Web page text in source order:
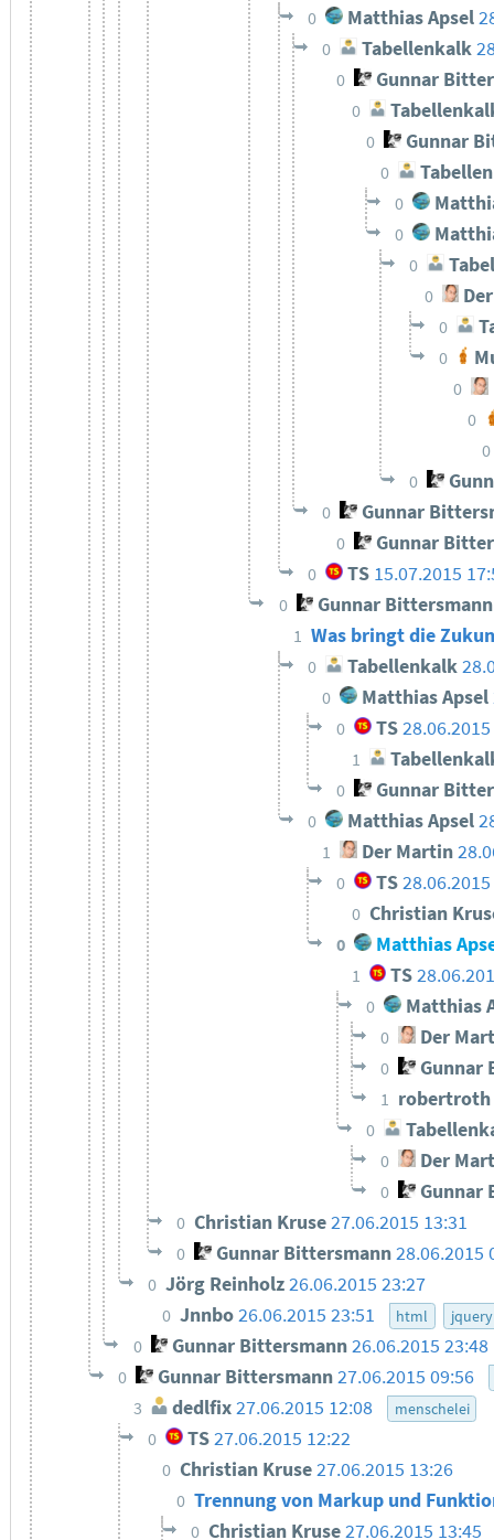
0 Matthias Apsel
0 Tabellenkalk
0 Gunnar
0
0 Gunnar
0
0
0
0
0
0
0
0
0
0
0
0 Gunnar
0 Gunnar
0 TS 15.07.2015
0 Gunnar Bittersmann
1 Was bringt die
0 Tabellenkalk
0 Matthias Apsel
0 TS
1
0 Gunnar
0 Matthias Apsel
1 Der Martin
0 TS
0 Christian
0 Matthias
1 TS
0 Matthias
0 Der
0 Gunnar
1 robertroth
0
0 Der
0 Gunnar
0 Christian Kruse27.06.2015 13:31
0 Gunnar Bittersmann28.06.2015
0 Jörg Reinholz26.06.2015 23:27
0 Jnnbo26.06.2015 23:51 html jquery
0 Gunnar Bittersmann26.06.2015 23:48
0 Gunnar Bittersmann27.06.2015 09:56
3 dedlfix27.06.2015 12:08 menschelei
0 TS 27.06.2015 12:22
0 Christian Kruse27.06.2015 13:26
0 Trennung von Markup und
0 Christian Kruse27.06.2015 13:45